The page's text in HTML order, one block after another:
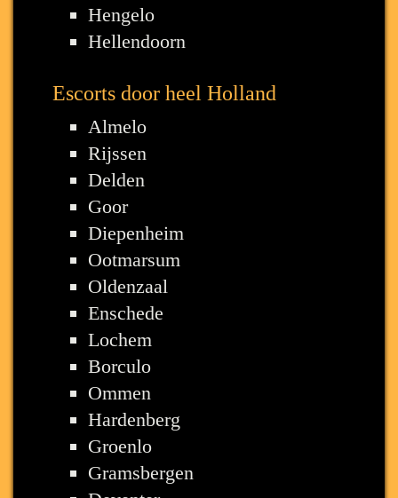
Hengelo
Hellendoorn
Escorts door heel Holland
Almelo
Rijssen
Delden
Goor
Diepenheim
Ootmarsum
Oldenzaal
Enschede
Lochem
Borculo
Ommen
Hardenberg
Groenlo
Gramsbergen